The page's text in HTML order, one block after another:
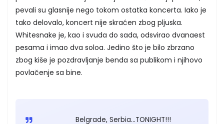
pevali su glasnije nego tokom ostatka koncerta. Iako je
tako delovalo, koncert nije skraćen zbog pljuska.
Whitesnake je, kao i svuda do sada, odsvirao dvanaest
pesama i imao dva soloa. Jedino što je bilo zbrzano
zbog kiše je pozdravljanje benda sa publikom i njihovo
povlačenje sa bine.
Belgrade, Serbia...TONIGHT!!!